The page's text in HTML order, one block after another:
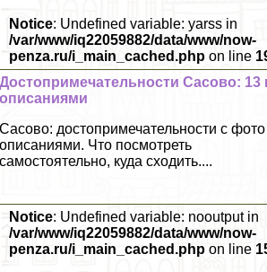
Notice: Undefined variable: yarss in
/var/www/iq22059882/data/www/now-
penza.ru/i_main_cached.php on line
Достопримечательности Сасово: 13
описаниями
Сасово: достопримечательности с фото
описаниями. Что посмотреть
самостоятельно, куда сходить....
Notice: Undefined variable: nooutput in
/var/www/iq22059882/data/www/now-
penza.ru/i_main_cached.php on line